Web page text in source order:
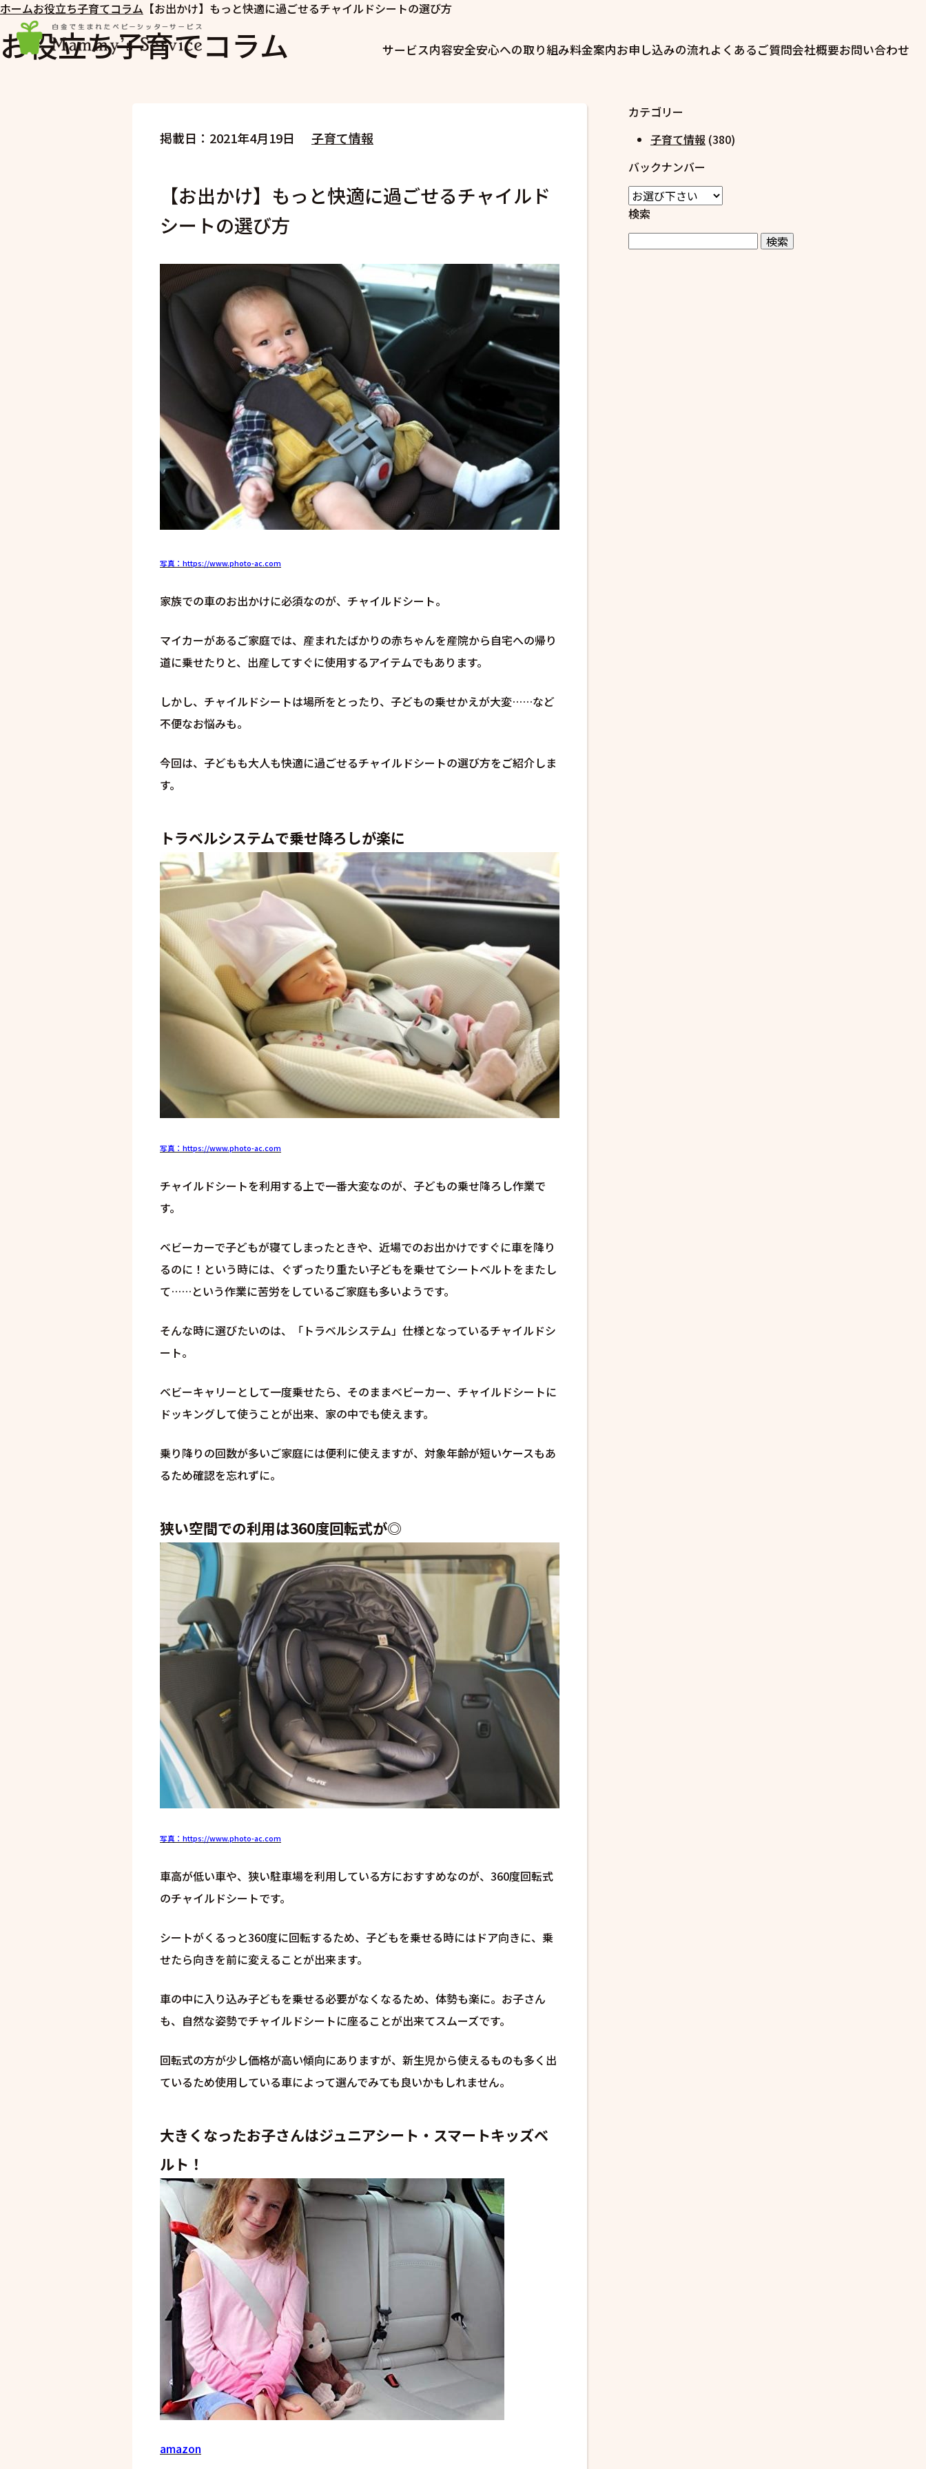
サービス内容安全安心への取り組み料金案内お申し込みの流れよくあるご質問会社概要お問い合わせ
ホームお役立ち子育てコラム 【お出かけ】もっと快適に過ごせるチャイルドシートの選び方
お役立ち子育てコラム
掲載日：2021年4月19日 子育て情報
【お出かけ】もっと快適に過ごせるチャイルド
シートの選び方
写真：https://www.photo-ac.com
家族での車のお出かけに必須なのが、チャイルドシート。
マイカーがあるご家庭では、産まれたばかりの赤ちゃんを産院から自宅への帰り
道に乗せたりと、出産してすぐに使用するアイテムでもあります。
しかし、チャイルドシートは場所をとったり、子どもの乗せかえが大変……など
不便なお悩みも。
今回は、子どもも大人も快適に過ごせるチャイルドシートの選び方をご紹介しま
す。
トラベルシステムで乗せ降ろしが楽に
写真：https://www.photo-ac.com
チャイルドシートを利用する上で一番大変なのが、子どもの乗せ降ろし作業で
す。
ベビーカーで子どもが寝てしまったときや、近場でのお出かけですぐに車を降り
るのに！という時には、ぐずったり重たい子どもを乗せてシートベルトをまたし
て……という作業に苦労をしているご家庭も多いようです。
そんな時に選びたいのは、「トラベルシステム」仕様となっているチャイルドシ
ート。
ベビーキャリーとして一度乗せたら、そのままベビーカー、チャイルドシートに
ドッキングして使うことが出来、家の中でも使えます。
乗り降りの回数が多いご家庭には便利に使えますが、対象年齢が短いケースもあ
るため確認を忘れずに。
狭い空間での利用は360度回転式が◎
写真：https://www.photo-ac.com
車高が低い車や、狭い駐車場を利用している方におすすめなのが、360度回転式
のチャイルドシートです。
シートがくるっと360度に回転するため、子どもを乗せる時にはドア向きに、乗
せたら向きを前に変えることが出来ます。
車の中に入り込み子どもを乗せる必要がなくなるため、体勢も楽に。お子さん
も、自然な姿勢でチャイルドシートに座ることが出来てスムーズです。
回転式の方が少し価格が高い傾向にありますが、新生児から使えるものも多く出
ているため使用している車によって選んでみても良いかもしれません。
大きくなったお子さんはジュニアシート・スマートキッズベ
ルト！
amazon
カテゴリー
子育て情報 (380)
バックナンバー
検索